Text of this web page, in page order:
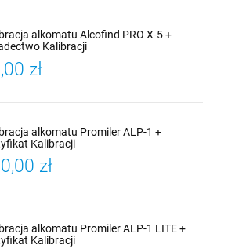
alkomatu Alcofind PRO X-5 +
Kalibracji
zł
alkomatu Promiler ALP-1 +
Kalibracji
zł
alkomatu Promiler ALP-1 LITE +
Kalibracji